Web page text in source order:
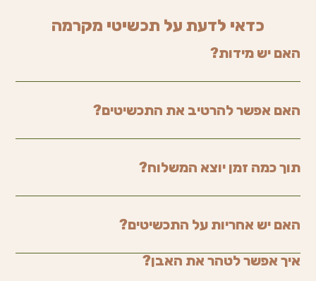
כדאי לדעת על תכשיטי מקרמה
האם יש מידות?
האם אפשר להרטיב את התכשיטים?
תוך כמה זמן יוצא המשלוח?
האם יש אחריות על התכשיטים?
איך אפשר לטהר את האבן?